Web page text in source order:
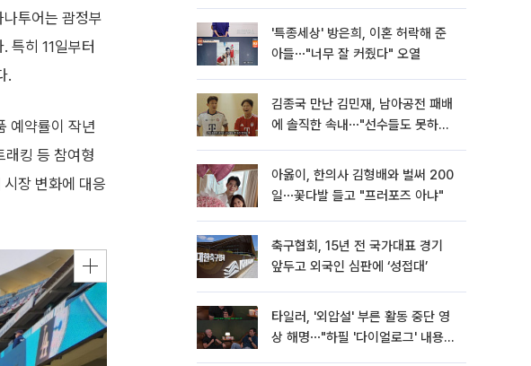
투어는 괌정부
특히 11일부터
.
예약률이 작년
킹 등 참여형
장 변화에 대응
'특종세상' 방은희, 이혼 허락해 준
아들⋯"너무 잘 커줬다" 오열
김종국 만난 김민재, 남아공전 패배
에 솔직한 속내⋯"선수들도 못하긴
아옳이, 한의사 김형배와 벌써 200
일⋯꽃다발 들고 "프러포즈 아냐"
축구협회, 15년 전 국가대표 경기
앞두고 외국인 심판에 ‘성접대’
타일러, '외압설' 부른 활동 중단 영
상 해명⋯"하필 '다이얼로그' 내용이